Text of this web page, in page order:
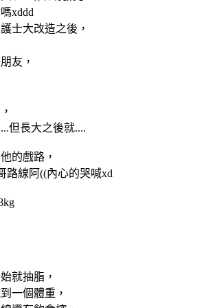
xddd
士大改造之後，
友，
但長大之後就....
的戲路，
路線阿((內心的哭喊xd
就抽脂，
一個體重，